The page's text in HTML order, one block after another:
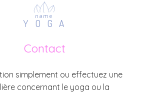
name
YOG A
Contact
simplement ou effectuez une
concernant le yoga ou la